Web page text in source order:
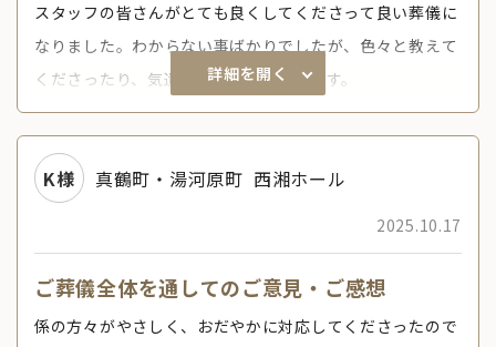
スタッフの皆さんがとても良くしてくださって良い葬儀に
なりました。わからない事ばかりでしたが、色々と教えて
くださったり、気遣いにも感謝いたします。
詳細を開く
K様 真鶴町・湯河原町 西湘ホール
2025.10.17
ご葬儀全体を通してのご意見・ご感想
係の方々がやさしく、おだやかに対応してくださったので